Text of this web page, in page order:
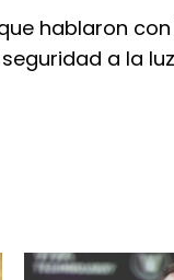
hablaron
a la